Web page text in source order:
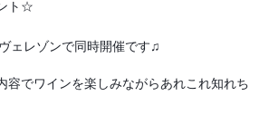
ト☆
ェレゾンで同時開催です♫
容でワインを楽しみながらあれこれ知れち